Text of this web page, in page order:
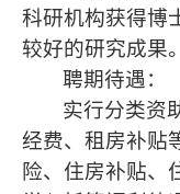
科研机构获得博
较好的研究成果。
聘期待遇：
实行分类资
经费、租房补贴
险、住房补贴、